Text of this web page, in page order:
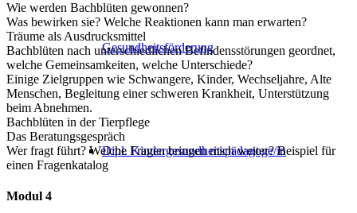
Gesundheitsförderung
Dipl. Kindergesundheitspädagoge/in
Wie werden Bachblüten gewonnen?
Was bewirken sie? Welche Reaktionen kann man erwarten?
Träume als Ausdrucksmittel
Bachblüten nach unterschiedlichen Befindensstörungen geordnet,
welche Gemeinsamkeiten, welche Unterschiede?
Einige Zielgruppen wie Schwangere, Kinder, Wechseljahre, Alte
Menschen, Begleitung einer schweren Krankheit, Unterstützung
beim Abnehmen.
Bachblüten in der Tierpflege
Das Beratungsgespräch
Wer fragt führt? Welche Fragen bringen mich weiter? Beispiel für
einen Fragenkatalog
Modul 4